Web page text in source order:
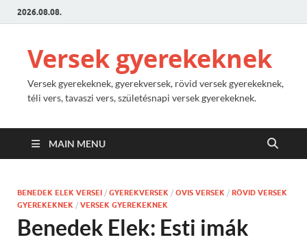
2026.08.08.
Versek gyerekeknek
Versek gyerekeknek, gyerekversek, rövid versek gyerekeknek,
téli vers, tavaszi vers, születésnapi versek gyerekeknek.
MAIN MENU
BENEDEK ELEK VERSEI / GYEREKVERSEK / OVIS VERSEK / RÖVID VERSEK
GYEREKEKNEK / VERSEK GYEREKEKNEK
Benedek Elek: Esti imák